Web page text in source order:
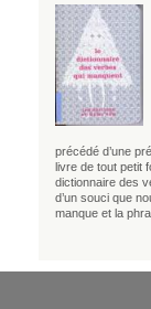
précédé d’une
livre de tout petit
dictionnaire des
d’un souci que
manque et la